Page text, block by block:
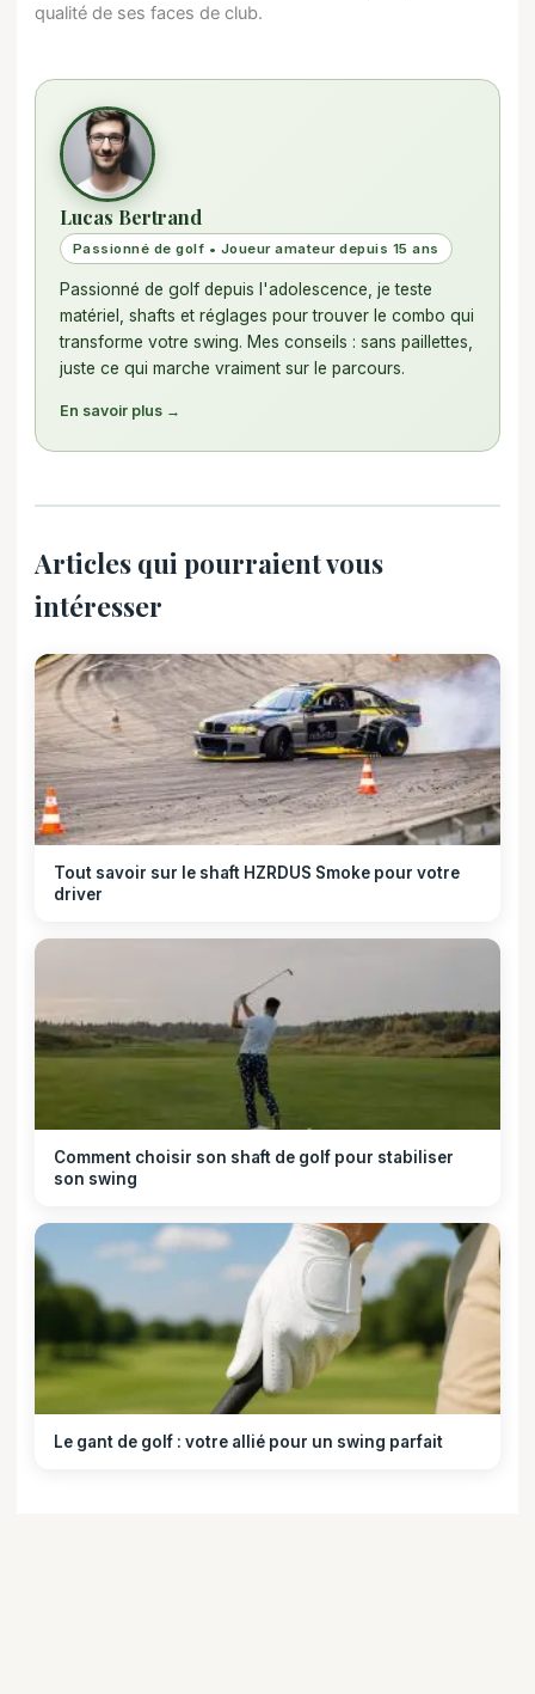
qualité de ses faces de club.
Lucas Bertrand
Passionné de golf • Joueur amateur depuis 15 ans
Passionné de golf depuis l'adolescence, je teste
matériel, shafts et réglages pour trouver le combo qui
transforme votre swing. Mes conseils : sans paillettes,
juste ce qui marche vraiment sur le parcours.
En savoir plus →
Articles qui pourraient vous
intéresser
Tout savoir sur le shaft HZRDUS Smoke pour votre
driver
Comment choisir son shaft de golf pour stabiliser
son swing
Le gant de golf : votre allié pour un swing parfait